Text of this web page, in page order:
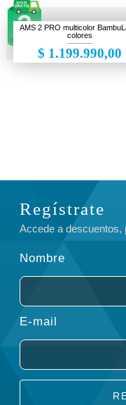
AMS 2 PRO multicolor
colores
$ 1.199.990,00
Regístrate
Accede a descuentos,
Nombre
E-mail